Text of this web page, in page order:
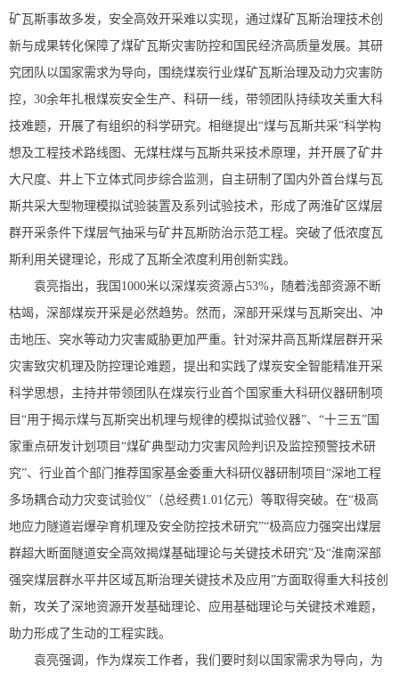
矿瓦斯事故多发，安全高效开采难以实现，通过煤矿瓦斯治理技术创
新与成果转化保障了煤矿瓦斯灾害防控和国民经济高质量发展。其研
究团队以国家需求为导向，围绕煤炭行业煤矿瓦斯治理及动力灾害防
控，30余年扎根煤炭安全生产、科研一线，带领团队持续攻关重大科
技难题，开展了有组织的科学研究。相继提出“煤与瓦斯共采”科学构
想及工程技术路线图、无煤柱煤与瓦斯共采技术原理，并开展了矿井
大尺度、井上下立体式同步综合监测，自主研制了国内外首台煤与瓦
斯共采大型物理模拟试验装置及系列试验技术，形成了两淮矿区煤层
群开采条件下煤层气抽采与矿井瓦斯防治示范工程。突破了低浓度瓦
斯利用关键理论，形成了瓦斯全浓度利用创新实践。
袁亮指出，我国1000米以深煤炭资源占53%，随着浅部资源不断
枯竭，深部煤炭开采是必然趋势。然而，深部开采煤与瓦斯突出、冲
击地压、突水等动力灾害威胁更加严重。针对深井高瓦斯煤层群开采
灾害致灾机理及防控理论难题，提出和实践了煤炭安全智能精准开采
科学思想，主持并带领团队在煤炭行业首个国家重大科研仪器研制项
目“用于揭示煤与瓦斯突出机理与规律的模拟试验仪器”、“十三五”国
家重点研发计划项目“煤矿典型动力灾害风险判识及监控预警技术研
究”、行业首个部门推荐国家基金委重大科研仪器研制项目“深地工程
多场耦合动力灾变试验仪”（总经费1.01亿元）等取得突破。在“极高
地应力隧道岩爆孕育机理及安全防控技术研究”“极高应力强突出煤层
群超大断面隧道安全高效揭煤基础理论与关键技术研究”及“淮南深部
强突煤层群水平井区域瓦斯治理关键技术及应用”方面取得重大科技创
新，攻关了深地资源开发基础理论、应用基础理论与关键技术难题，
助力形成了生动的工程实践。
袁亮强调，作为煤炭工作者，我们要时刻以国家需求为导向，为